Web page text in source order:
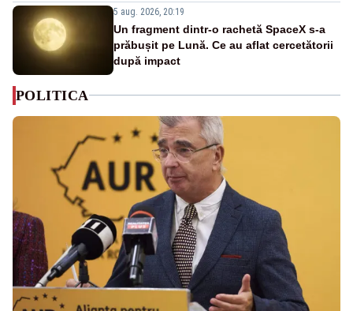
5 aug. 2026, 20:19
Un fragment dintr-o rachetă SpaceX s-a
prăbușit pe Lună. Ce au aflat cercetătorii
după impact
POLITICA